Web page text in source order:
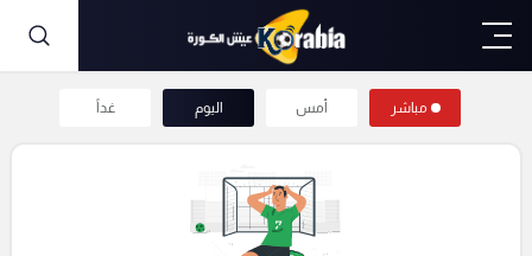
مباشر أمس اليوم غداً